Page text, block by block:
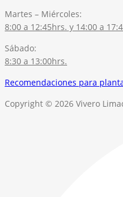
Martes – Miércoles:
8:00 a 12:45hrs. y 14:00 a
Sábado:
8:30 a 13:00hrs.
Recomendaciones para
Copyright © 2026 Vivero